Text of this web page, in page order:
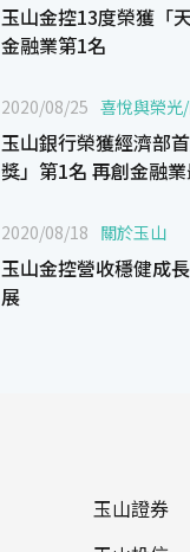
玉山金控13度榮獲「
金融業第1名
2020/08/25 喜悅與榮光/
玉山銀行榮獲經濟部
獎」第1名 再創
2020/08/18 關於玉山
玉山金控營收穩健成
展
玉山證券